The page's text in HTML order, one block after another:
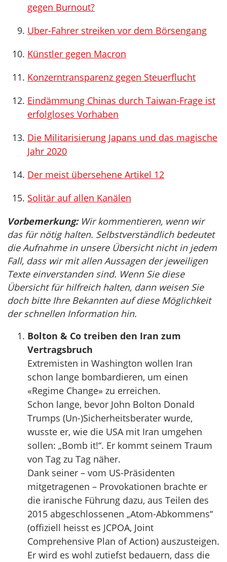
gegen Burnout?
Uber-Fahrer streiken vor dem Börsengang
Künstler gegen Macron
Konzerntransparenz gegen Steuerflucht
Eindämmung Chinas durch Taiwan-Frage ist
erfolgloses Vorhaben
Die Militarisierung Japans und das magische
Jahr 2020
Der meist übersehene Artikel 12
Solitär auf allen Kanälen
Vorbemerkung:Wir kommentieren, wenn wir
das für nötig halten. Selbstverständlich bedeutet
die Aufnahme in unsere Übersicht nicht in jedem
Fall, dass wir mit allen Aussagen der jeweiligen
Texte einverstanden sind. Wenn Sie diese
Übersicht für hilfreich halten, dann weisen Sie
doch bitte Ihre Bekannten auf diese Möglichkeit
der schnellen Information hin.
Bolton & Co treiben den Iran zum
Vertragsbruch
Extremisten in Washington wollen Iran
schon lange bombardieren, um einen
«Regime Change» zu erreichen.
Schon lange, bevor John Bolton Donald
Trumps (Un-)Sicherheitsberater wurde,
wusste er, wie die USA mit Iran umgehen
sollen: „Bomb it!“. Er kommt seinem Traum
von Tag zu Tag näher.
Dank seiner – vom US-Präsidenten
mitgetragenen – Provokationen brachte er
die iranische Führung dazu, aus Teilen des
2015 abgeschlossenen „Atom-Abkommens“
(offiziell heisst es JCPOA, Joint
Comprehensive Plan of Action) auszusteigen.
Er wird es wohl zutiefst bedauern, dass die